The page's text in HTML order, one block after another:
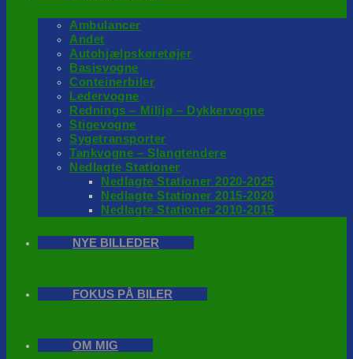
Ambulancer
Andet
Autohjælpskøretøjer
Basisvogne
Conteinerbiler
Ledervogne
Rednings – Milijø – Dykkervogne
Stigevogne
Sygetransporter
Tankvogne – Slangtendere
Nedlagte Stationer
Nedlagte Stationer 2020-2025
Nedlagte Stationer 2015-2020
Nedlagte Stationer 2010-2015
NYE BILLEDER
FOKUS PÅ BILER
OM MIG